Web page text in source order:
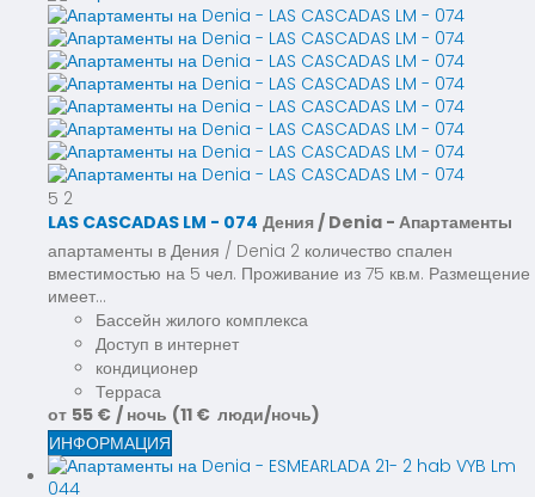
5 2
LAS CASCADAS LM - 074 Дения / Denia - Апартаменты
апартаменты в Дения / Denia 2 количество спален
вместимостью на 5 чел. Проживание из 75 кв.м. Размещение
имеет...
Бассейн жилого комплекса
Доступ в интернет
кондиционер
Терраса
от 55 € / ночь (11 € люди/ночь)
ИНФОРМАЦИЯ